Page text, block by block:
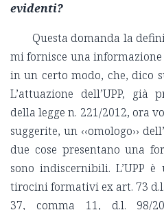
evidenti?
Questa domanda la
mi fornisce una
in un certo modo, che, dico
L’attuazione dell’UPP, già
della legge n. 221/2012, ora
suggerite, un ‹‹omologo››
due cose presentano una
sono indiscernibili. L’UPP è
tirocini formativi ex art. 73
37, comma 11, d.l. 98/